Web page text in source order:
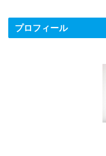
プロフィール